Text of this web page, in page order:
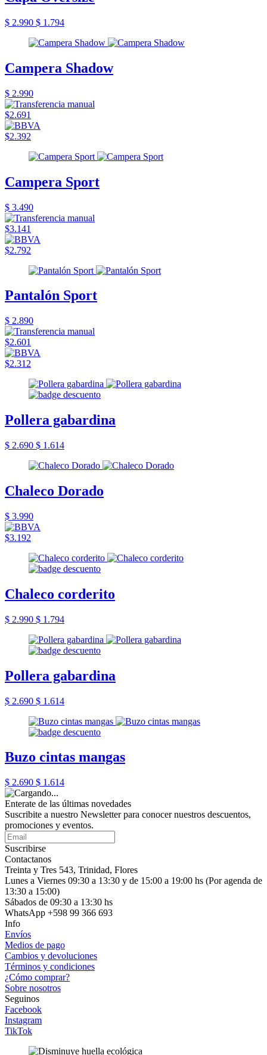
$ 2.990 $ 1.794
Campera Shadow
$ 2.990
$2.691
$2.392
Campera Sport
$ 3.490
$3.141
$2.792
Pantalón Sport
$ 2.890
$2.601
$2.312
Pollera gabardina
$ 2.690 $ 1.614
Chaleco Dorado
$ 3.990
$3.192
Chaleco corderito
$ 2.990 $ 1.794
Pollera gabardina
$ 2.690 $ 1.614
Buzo cintas mangas
$ 2.690 $ 1.614
Enterate de las últimas novedades
Suscribite a nuestro Newsletter para conocer nuestros descuentos,
promociones y eventos.
Suscribirse
Contactanos
Treinta y Tres 543, Trinidad, Flores
Lunes a Viernes 09:30 a 13:30 y de 15:00 a 19:00 hs (Por agenda de
13:30 a 15:00)
Sábados de 09:30 a 13:30 hs
WhatsApp +598 99 366 693
Info
Envíos
Medios de pago
Cambios y devoluciones
Términos y condiciones
¿Cómo comprar?
Sobre nosotros
Seguinos
Facebook
Instagram
TikTok